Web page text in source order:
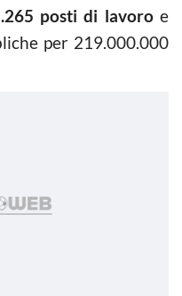
posti di lavoroe
per 219.000.000